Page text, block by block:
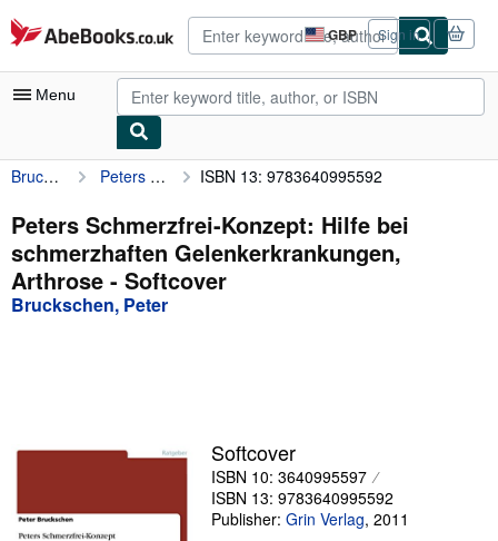
Skip to main content
AbeBooks.co.uk GBP
Site
shopping
preferences
Sign in
Menu
My Account
My Purchases
Advanced Search
Browse Collections
Sellers
Help
Bruckschen, Peter Peters Schmerzfrei-Konzept: Hilfe bei schmerzhaften Gelenkerkrankungen, Arthrose ISBN 13: 9783640995592
Peters Schmerzfrei-Konzept: Hilfe bei
schmerzhaften Gelenkerkrankungen,
Arthrose - Softcover
Bruckschen, Peter
Softcover
ISBN 10: 3640995597
ISBN 13: 9783640995592
Publisher: Grin Verlag, 2011